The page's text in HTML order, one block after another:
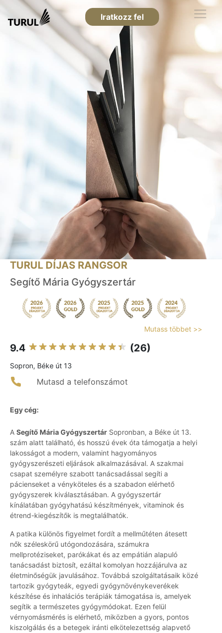
Iratkozz fel
TURUL DÍJAS RANGSOR
Segítő Mária Gyógyszertár
Mutass többet >>
9.4 (26)
Sopron, Béke út 13
Mutasd a telefonszámot
Egy cég:
A Segítő Mária Gyógyszertár Sopronban, a Béke út 13.
szám alatt található, és hosszú évek óta támogatja a helyi
lakosságot a modern, valamint hagyományos
gyógyszerészeti eljárások alkalmazásával. A szakmai
csapat személyre szabott tanácsadással segíti a
pácienseket a vényköteles és a szabadon elérhető
gyógyszerek kiválasztásában. A gyógyszertár
kínálatában gyógyhatású készítmények, vitaminok és
étrend-kiegészítők is megtalálhatók.
A patika különös figyelmet fordít a mellműtéten átesett
nők széleskörű utógondozására, számukra
mellprotéziseket, parókákat és az empátián alapuló
tanácsadást biztosít, ezáltal komolyan hozzájárulva az
életminőségük javulásához. Továbbá szolgáltatásaik közé
tartozik gyógyteák, egyedi gyógynövénykeverékek
készítése és inhalációs terápiák támogatása is, amelyek
segítik a természetes gyógymódokat. Ezen felül
vérnyomásmérés is elérhető, miközben a gyors, pontos
kiszolgálás és a betegek iránti elkötelezettség alapvető